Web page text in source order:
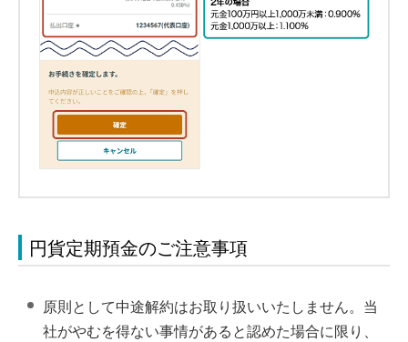
円貨定期預金のご注意事項
原則として中途解約はお取り扱いいたしません。当
社がやむを得ない事情があると認めた場合に限り、